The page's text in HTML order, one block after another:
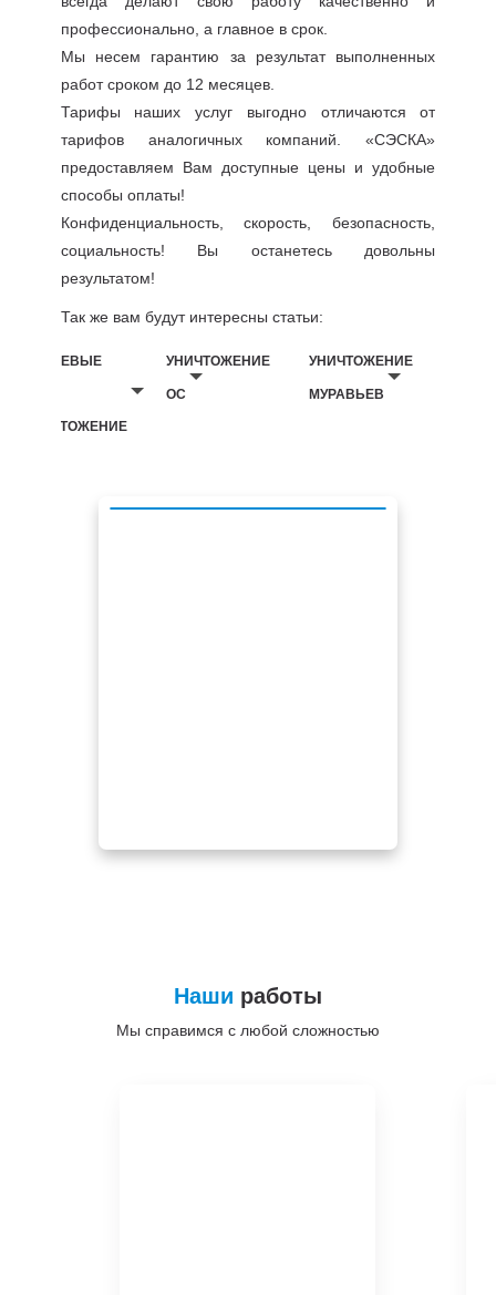
профессионально, а главное в срок.
Мы несем гарантию за результат выполненных
работ сроком до 12 месяцев.
Тарифы наших услуг выгодно отличаются от
тарифов аналогичных компаний. «СЭСКА»
предоставляем Вам доступные цены и удобные
способы оплаты!
Конфиденциальность, скорость, безопасность,
социальность! Вы останетесь довольны
результатом!
Так же вам будут интересны статьи:
БЕЛЬЕВЫЕ
УНИЧТОЖЕНИЕ
УНИЧТОЖЕНИЕ
ОС
УНИЧТОЖЕНИЕ
МУРАВЬЕВ
Наши работы
Мы справимся с любой сложностью